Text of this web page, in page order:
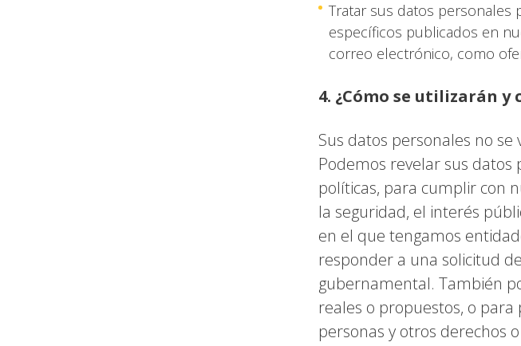
Tratar sus datos personales
específicos publicados en
correo electrónico, como
4. ¿Cómo se utilizarán
Sus datos personales no
Podemos revelar sus
políticas, para cumplir con
la seguridad, el interés
en el que tengamos
responder a una solicitud
gubernamental. También
reales o propuestos, o
personas y otros derechos